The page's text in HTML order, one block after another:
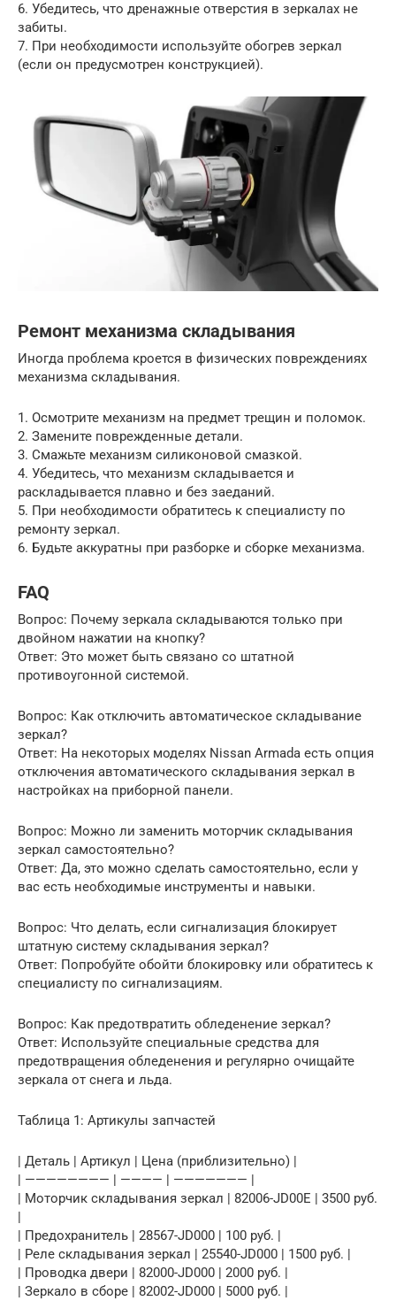
6. Убедитесь, что дренажные отверстия в зеркалах не
забиты.
7. При необходимости используйте обогрев зеркал
(если он предусмотрен конструкцией).
Ремонт механизма складывания
Иногда проблема кроется в физических повреждениях
механизма складывания.
1. Осмотрите механизм на предмет трещин и поломок.
2. Замените поврежденные детали.
3. Смажьте механизм силиконовой смазкой.
4. Убедитесь, что механизм складывается и
раскладывается плавно и без заеданий.
5. При необходимости обратитесь к специалисту по
ремонту зеркал.
6. Будьте аккуратны при разборке и сборке механизма.
FAQ
Вопрос: Почему зеркала складываются только при
двойном нажатии на кнопку?
Ответ: Это может быть связано со штатной
противоугонной системой.
Вопрос: Как отключить автоматическое складывание
зеркал?
Ответ: На некоторых моделях Nissan Armada есть опция
отключения автоматического складывания зеркал в
настройках на приборной панели.
Вопрос: Можно ли заменить моторчик складывания
зеркал самостоятельно?
Ответ: Да, это можно сделать самостоятельно, если у
вас есть необходимые инструменты и навыки.
Вопрос: Что делать, если сигнализация блокирует
штатную систему складывания зеркал?
Ответ: Попробуйте обойти блокировку или обратитесь к
специалисту по сигнализациям.
Вопрос: Как предотвратить обледенение зеркал?
Ответ: Используйте специальные средства для
предотвращения обледенения и регулярно очищайте
зеркала от снега и льда.
Таблица 1: Артикулы запчастей
| Деталь | Артикул | Цена (приблизительно) |
| ———————— | ———— | ——————— |
| Моторчик складывания зеркал | 82006-JD00E | 3500 руб.
|
| Предохранитель | 28567-JD000 | 100 руб. |
| Реле складывания зеркал | 25540-JD000 | 1500 руб. |
| Проводка двери | 82000-JD000 | 2000 руб. |
| Зеркало в сборе | 82002-JD000 | 5000 руб. |